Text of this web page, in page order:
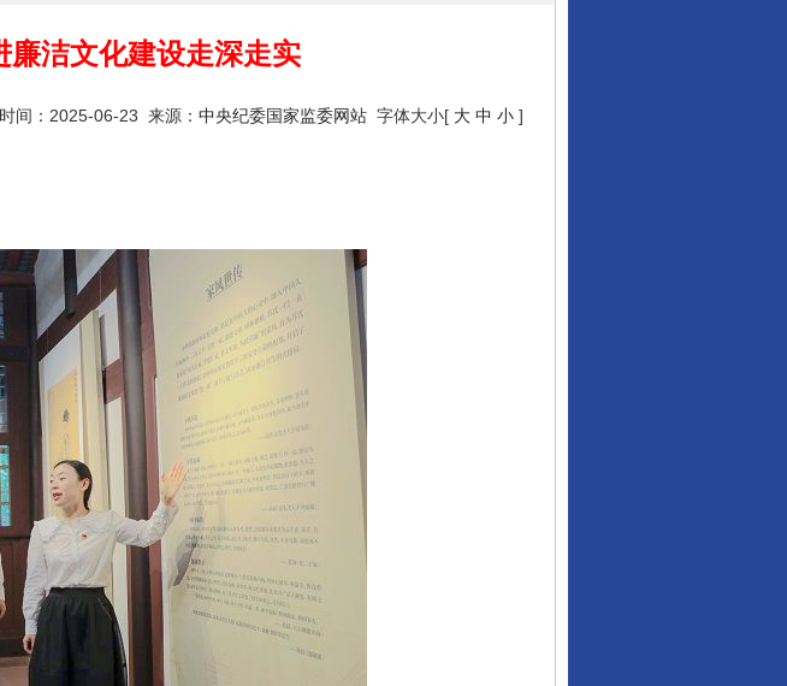
廉洁文化建设走深走实
间：2025-06-23 来源： 中央纪委国家监委网站 字体大小[ 大 中 小 ]